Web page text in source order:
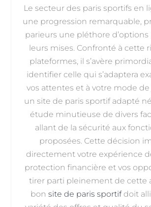
Le secteur des paris sportifs en
une progression remarquable,
parieurs une pléthore
leurs mises. Confronté à cette
plateformes, il s’avère
identifier celle qui s’adaptera
vos attentes et à votre mode de
un site de paris sportif adapté
étude minutieuse de divers
allant de la sécurité aux
proposées. Cette décision
directement votre expérience
protection financière et vos
tirer parti pleinement de cette
bon site de paris sportifdoit